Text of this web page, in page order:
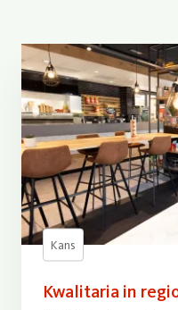
Kans
Kwalitaria in